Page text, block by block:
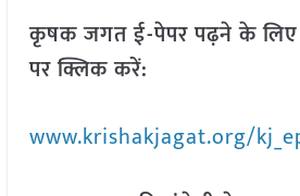
कृषक जगत ई-पेपर पढ़ने के लिए
पर क्लिक करें:
www.krishakjagat.org/